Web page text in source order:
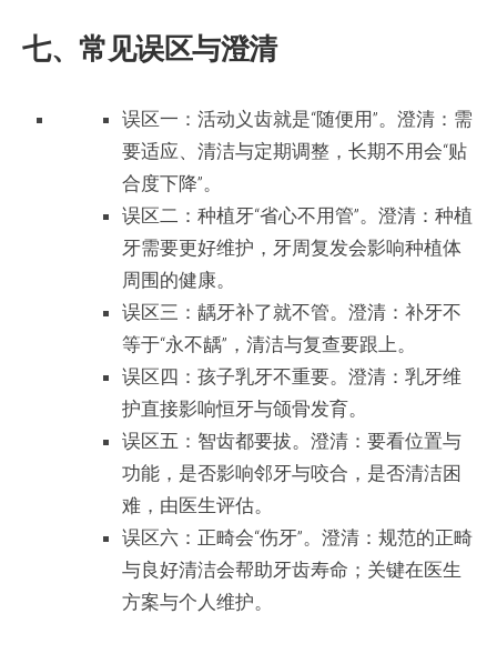
七、常见误区与澄清
误区一：活动义齿就是“随便用”。澄清：需
要适应、清洁与定期调整，长期不用会“贴
合度下降”。
误区二：种植牙“省心不用管”。澄清：种植
牙需要更好维护，牙周复发会影响种植体
周围的健康。
误区三：龋牙补了就不管。澄清：补牙不
等于“永不龋”，清洁与复查要跟上。
误区四：孩子乳牙不重要。澄清：乳牙维
护直接影响恒牙与颌骨发育。
误区五：智齿都要拔。澄清：要看位置与
功能，是否影响邻牙与咬合，是否清洁困
难，由医生评估。
误区六：正畸会“伤牙”。澄清：规范的正畸
与良好清洁会帮助牙齿寿命；关键在医生
方案与个人维护。